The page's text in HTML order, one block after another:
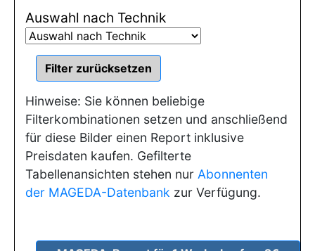
Auswahl nach Technik
Hinweise: Sie können beliebige
Filterkombinationen setzen und anschließend
für diese Bilder einen Report inklusive
Preisdaten kaufen. Gefilterte
Tabellenansichten stehen nur Abonnenten
der MAGEDA-Datenbank zur Verfügung.